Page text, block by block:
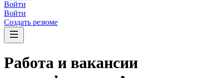
Войти
Войти
Создать резюме
Работа и вакансии